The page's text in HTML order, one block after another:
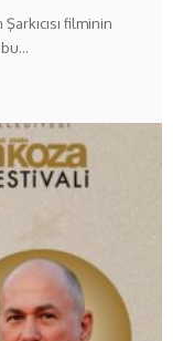
filminin
bu…